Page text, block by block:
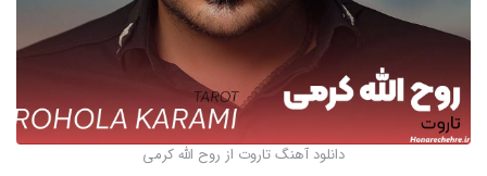
دانلود آهنگ تاروت از روح الله کرمی